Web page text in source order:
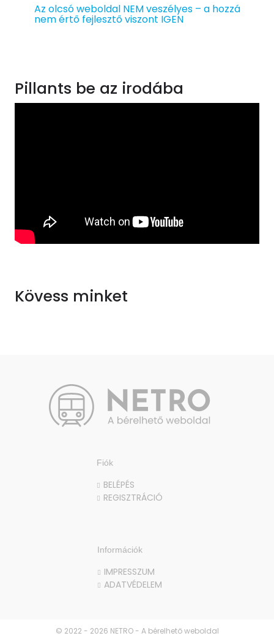
Az olcsó weboldal NEM veszélyes – a hozzá
nem értő fejlesztő viszont IGEN
Pillants be az irodába
Kövess minket
Információk
IMPRESSZUM
ADATVÉDELEM
Fiók
BELÉPÉS
REGISZTRÁCIÓ
© 2022 - 2026 NETRO - A bérelhető weboldal